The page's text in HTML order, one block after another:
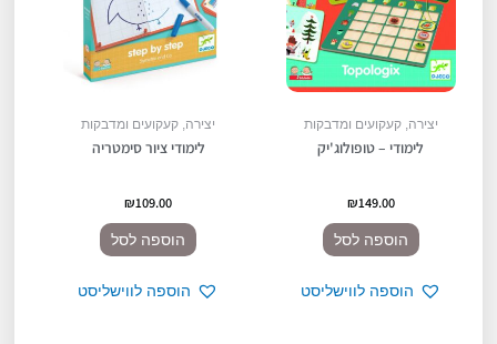
יצירה, קעקועים ומדבקות
לימודי – טופולוג'יק
₪149.00
הוספה לסל
הוספה לווישליסט
יצירה, קעקועים ומדבקות
לימודי ציור סימטריה
₪109.00
הוספה לסל
הוספה לווישליסט